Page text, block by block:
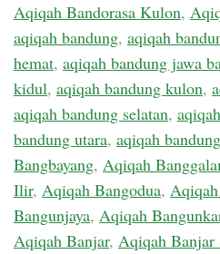
Aqiqah Bandorasa Kulon,
aqiqah bandung, aqiqah
hemat, aqiqah bandung jawa
kidul, aqiqah bandung kulon,
aqiqah bandung selatan,
bandung utara, aqiqah
Bangbayang, Aqiqah
Ilir, Aqiqah Bangodua,
Bangunjaya, Aqiqah
Aqiqah Banjar, Aqiqah Banjar